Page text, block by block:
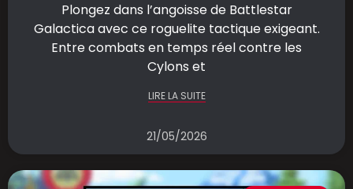
Plongez dans l’angoisse de Battlestar
Galactica avec ce roguelite tactique exigeant.
Entre combats en temps réel contre les
Cylons et
LIRE LA SUITE
21/05/2026